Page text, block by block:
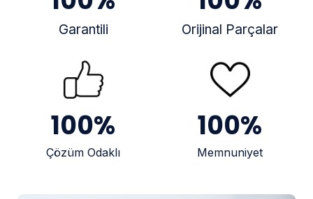
Garantili Orijinal Parçalar
100%
Çözüm Odaklı
100%
Memnuniyet